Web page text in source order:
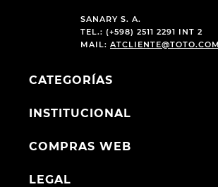
SANARY S. A.
TEL.: (+598) 2511 2291 INT 2
MAIL:
CATEGORÍAS
INSTITUCIONAL
COMPRAS WEB
LEGAL